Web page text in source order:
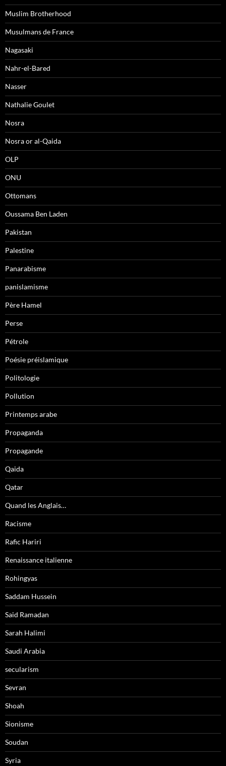
Muslim Brotherhood
Musulmans de France
Nagasaki
Nahr-el-Bared
Nasser
Nathalie Goulet
Nosra
Nosra or al-Qaida
OLP
ONU
Ottomans
Oussama Ben Laden
Pakistan
Palestine
Panarabisme
panislamisme
Père Hamel
Perse
Pétrole
Poésie préislamique
Politologie
Pollution
Printemps arabe
Propaganda
Propagande
Qaida
Qatar
Quand les Anglais…
Racisme
Rafic Hariri
Renaissance italienne
Rohingyas
Saddam Hussein
Said Ramadan
Sarah Halimi
Saudi Arabia
secularism
Sevran
Shoah
Sionisme
Soudan
Syria